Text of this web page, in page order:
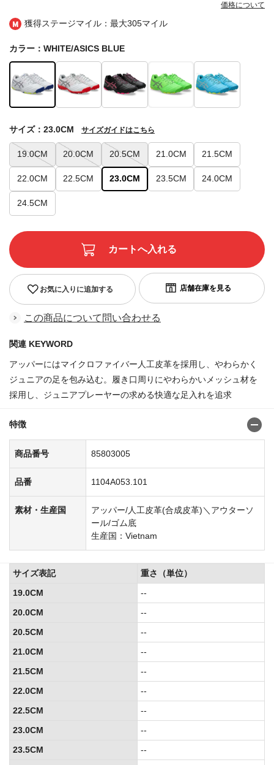
獲得ステージマイル：最大305マイル
価格について
カラー：WHITE/ASICS BLUE
19.0CM 20.0CM 20.5CM 21.0CM 21.5CM
22.0CM 22.5CM 23.0CM 23.5CM 24.0CM
24.5CM
サイズ：23.0CM サイズガイドはこちら
お気に入りに追加する
この商品について問い合わせる
関連 KEYWORD
アッパーにはマイクロファイバー人工皮革を採用し、やわらかく
ジュニアの足を包み込む。履き口周りにやわらかいメッシュ材を
採用し、ジュニアプレーヤーの求める快適な足入れを追求
特徴
商品番号 85803005
品番 1104A053.101
素材・生産国
アッパー/人工皮革(合成皮革)＼アウターソ
ール/ゴム底
生産国：Vietnam
サイズ表記
重さ（単位）
19.0CM
--
20.0CM
--
20.5CM
--
21.0CM
--
21.5CM
--
22.0CM
--
22.5CM
--
23.0CM
--
23.5CM
--